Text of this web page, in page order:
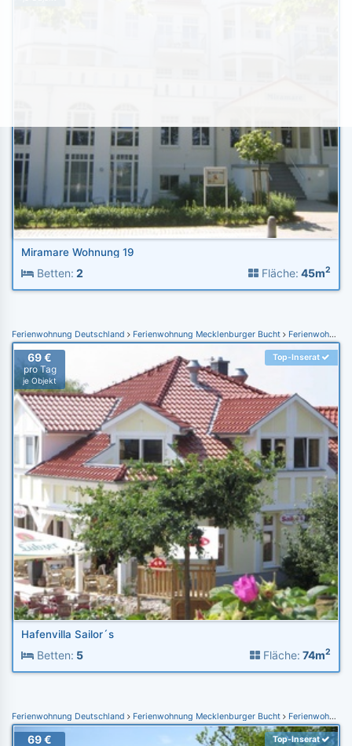
Miramare Wohnung 19
Betten: 2 Fläche: 45m2
Ferienwohnung Deutschland Ferienwohnung Mecklenburger Bucht Ferienwohnung Rerik
69 €
pro Tag
je Objekt
Top-Inserat
Hafenvilla Sailor´s
Betten: 5 Fläche: 74m2
Ferienwohnung Deutschland Ferienwohnung Mecklenburger Bucht Ferienwohnung Kühlungsborn
69 € Top-Inserat